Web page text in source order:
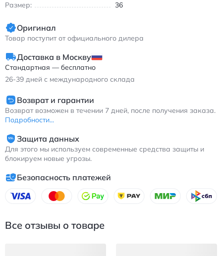
Размер: 36
Оригинал
Товар поступит от официального дилера
Доставка в Москву
Стандартная — бесплатно
26-39 дней с международного склада
Возврат и гарантии
Возврат возможен в течении 7 дней, после получения заказа.
Подробности...
Защита данных
Для этого мы используем современные средства защиты и
блокируем новые угрозы.
Безопасность платежей
Все отзывы о товаре